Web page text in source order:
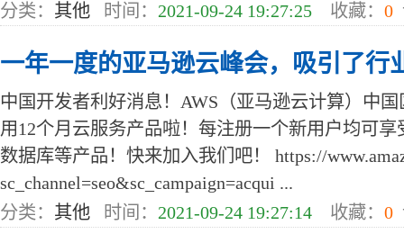
分类： 其他 时间： 2021-09-24 19:27:25 收藏： 0
一年一度的亚马逊云峰会，吸引了行
中国开发者利好消息！AWS（亚马逊云计算）中
用12个月云服务产品啦！每注册一个新用户均可
数据库等产品！快来加入我们吧！ https://
sc_channel=seo&sc_campaign=acqui ...
分类： 其他 时间： 2021-09-24 19:27:14 收藏： 0